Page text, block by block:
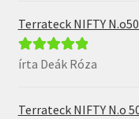
Terrateck NIFTY
Értékelés: 5/
írta Deák Róza
Terrateck NIFTY N.o